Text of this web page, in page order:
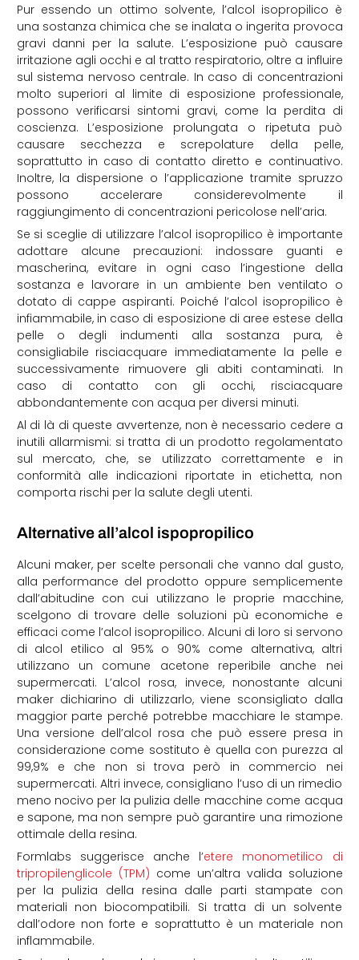
Pur essendo un ottimo solvente, l’alcol isopropilico è
una sostanza chimica che se inalata o ingerita provoca
gravi danni per la salute. L’esposizione può causare
irritazione agli occhi e al tratto respiratorio, oltre a influire
sul sistema nervoso centrale. In caso di concentrazioni
molto superiori al limite di esposizione professionale,
possono verificarsi sintomi gravi, come la perdita di
coscienza. L’esposizione prolungata o ripetuta può
causare secchezza e screpolature della pelle,
soprattutto in caso di contatto diretto e continuativo.
Inoltre, la dispersione o l’applicazione tramite spruzzo
possono accelerare considerevolmente il
raggiungimento di concentrazioni pericolose nell’aria.
Se si sceglie di utilizzare l’alcol isopropilico è importante
adottare alcune precauzioni: indossare guanti e
mascherina, evitare in ogni caso l’ingestione della
sostanza e lavorare in un ambiente ben ventilato o
dotato di cappe aspiranti. Poiché l’alcol isopropilico è
infiammabile, in caso di esposizione di aree estese della
pelle o degli indumenti alla sostanza pura, è
consigliabile risciacquare immediatamente la pelle e
successivamente rimuovere gli abiti contaminati. In
caso di contatto con gli occhi, risciacquare
abbondantemente con acqua per diversi minuti.
Al di là di queste avvertenze, non è necessario cedere a
inutili allarmismi: si tratta di un prodotto regolamentato
sul mercato, che, se utilizzato correttamente e in
conformità alle indicazioni riportate in etichetta, non
comporta rischi per la salute degli utenti.
Alternativeall’alcol ispopropilico
Alcuni maker, per scelte personali che vanno dal gusto,
alla performance del prodotto oppure semplicemente
dall’abitudine con cui utilizzano le proprie macchine,
scelgono di trovare delle soluzioni pù economiche e
efficaci come l’alcol isopropilico. Alcuni di loro si servono
di alcol etilico al 95% o 90% come alternativa, altri
utilizzano un comune acetone reperibile anche nei
supermercati. L’alcol rosa, invece, nonostante alcuni
maker dichiarino di utilizzarlo, viene sconsigliato dalla
maggior parte perché potrebbe macchiare le stampe.
Una versione dell’alcol rosa che può essere presa in
considerazione come sostituto è quella con purezza al
99,9% e che non si trova però in commercio nei
supermercati. Altri invece, consigliano l’uso di un rimedio
meno nocivo per la pulizia delle macchine come acqua
e sapone, ma non sempre può garantire una rimozione
ottimale della resina.
Formlabs suggerisce anche l’etere monometilico di
tripropilenglicole (TPM) come un’altra valida soluzione
per la pulizia della resina dalle parti stampate con
materiali non biocompatibili. Si tratta di un solvente
dall’odore non forte e soprattutto è un materiale non
inflammabile.